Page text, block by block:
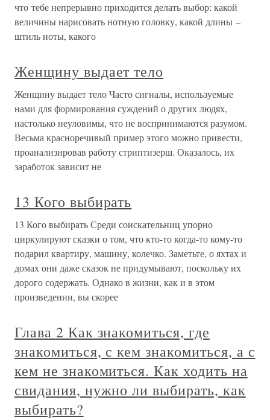
что тебе непрерывно приходится делать выбор: какой
величины нарисовать нотную головку, какой длины –
штиль ноты, какого
Женщину выдает тело
Женщину выдает тело Часто сигналы, используемые
нами для формирования суждений о других людях,
настолько неуловимы, что не воспринимаются разумом.
Весьма красноречивый пример этого можно привести,
проанализировав работу стриптизерш. Оказалось, их
заработок зависит не
13 Кого выбирать
13 Кого выбирать Среди соискательниц упорно
циркулируют сказки о том, что кто-то когда-то кому-то
подарил квартиру, машину, колечко. Заметьте, о яхтах и
домах они даже сказок не придумывают, поскольку их
дорого содержать. Однако в жизни, как и в этом
произведении, вы скорее
Глава 2 Как знакомиться, где
знакомиться, с кем знакомиться, а с
кем не знакомиться. Как ходить на
свидания, нужно ли выбирать, как
выбирать?